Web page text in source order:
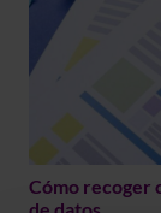
Cómo recoger